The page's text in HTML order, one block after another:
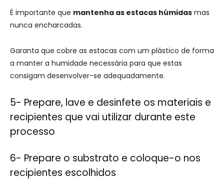
É importante que mantenha as estacas húmidas mas
nunca encharcadas.
Garanta que cobre as estacas com um plástico de forma
a manter a humidade necessária para que estas
consigam desenvolver-se adequadamente.
5- Prepare, lave e desinfete os materiais e
recipientes que vai utilizar durante este
processo
6- Prepare o substrato e coloque-o nos
recipientes escolhidos